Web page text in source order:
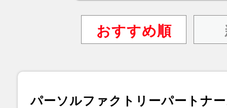
おすすめ順
パーソルファクトリーパートナ